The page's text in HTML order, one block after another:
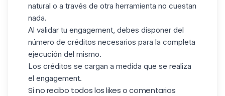
natural o a través de otra herramienta no cuestan
nada.
Al validar tu engagement, debes disponer del
número de créditos necesarios para la completa
ejecución del mismo.
Los créditos se cargan a medida que se realiza
el engagement.
Si no recibo todos los likes o comentarios